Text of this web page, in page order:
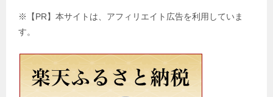
※【PR】本サイトは、アフィリエイト広告を利用していま
す。